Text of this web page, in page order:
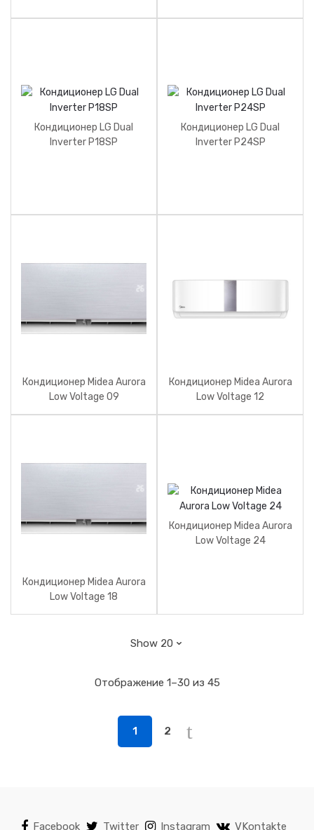
Кондиционер LG Dual
Inverter P18SP
Кондиционер LG Dual
Inverter P24SP
Кондиционер Midea Aurora
Low Voltage 09
Кондиционер Midea Aurora
Low Voltage 12
Кондиционер Midea Aurora
Low Voltage 18
Кондиционер Midea Aurora
Low Voltage 24
Отображение 1–30 из 45
1 2
Facebook Twitter Instagram VKontakte